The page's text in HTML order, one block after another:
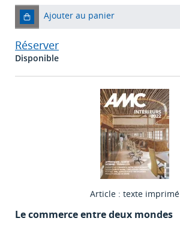
Ajouter au panier
Réserver
Disponible
Article : texte imprimé
Le commerce entre deux mondes